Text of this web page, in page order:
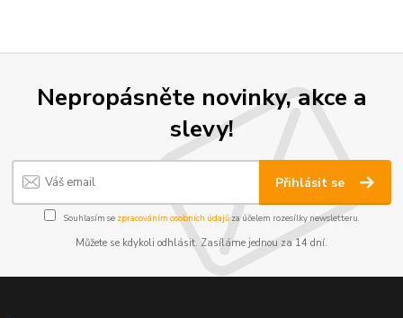
Nepropásněte novinky, akce a
slevy!
Přihlásit se
Souhlasím se zpracováním osobních údajůza účelem rozesílky newsletteru.
Můžete se kdykoli odhlásit. Zasíláme jednou za 14 dní.